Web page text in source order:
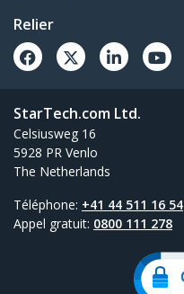
Relier
StarTech.com Ltd.
Celsiusweg 16
5928 PR Venlo
The Netherlands
Téléphone: +41 44 511 16 54
Appel gratuit: 0800 111 278